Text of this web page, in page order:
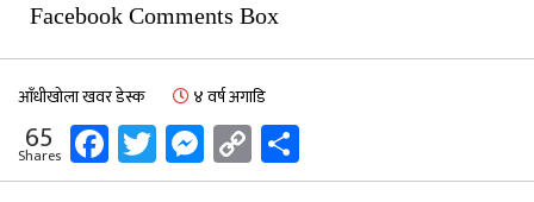
Facebook Comments Box
आँधीखोला खवर डेस्क ४ वर्ष अगाडि
65
Shares Facebook
Twitter
Messenger
Copy
Link